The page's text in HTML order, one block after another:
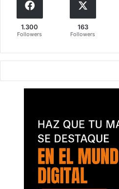
1.300
Followers
163
Followers